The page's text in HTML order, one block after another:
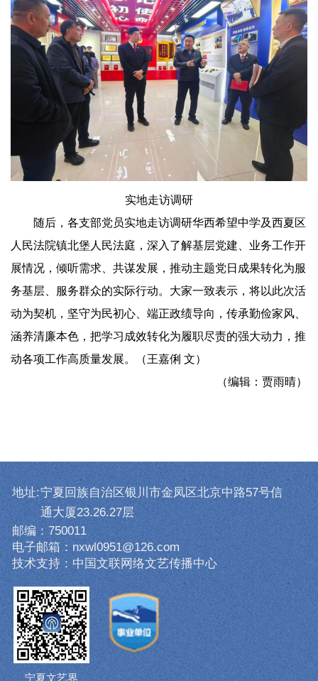
实地走访调研
随后，各支部党员实地走访调研华西希望中学及西夏区
人民法院镇北堡人民法庭，深入了解基层党建、业务工作开
展情况，倾听需求、共谋发展，推动主题党日成果转化为服
务基层、服务群众的实际行动。大家一致表示，将以此次活
动为契机，坚守为民初心、端正政绩导向，传承勤俭家风、
涵养清廉本色，把学习成效转化为履职尽责的强大动力，推
动各项工作高质量发展。（王嘉俐 文）
（编辑：贾雨晴）
地址:宁夏回族自治区银川市金凤区北京中路57号信
通大厦23.26.27层
邮编：750011
电子邮箱：nxwl0951@126.com
技术支持：中国文联网络文艺传播中心
宁夏文艺界